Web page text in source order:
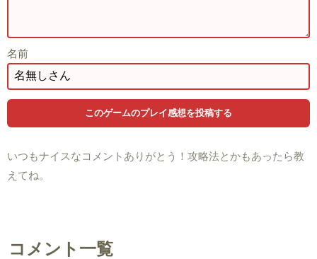
名前
いつもナイスなコメントありがとう！攻略法とかもあったら教
えてね。
コメント一覧